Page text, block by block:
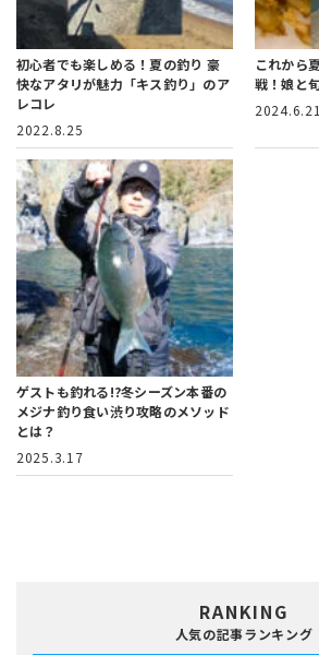
初心者でも楽しめる！夏の釣り 豪
快なアタリが魅力「キス釣り」のア
レコレ
2022.8.25
これから
戦！娘と
2024.6.21
ゲストも釣れる!?冬シーズン本番の
メジナ釣り食い渋り攻略のメソッド
とは？
2025.3.17
RANKING
人気の記事ランキング